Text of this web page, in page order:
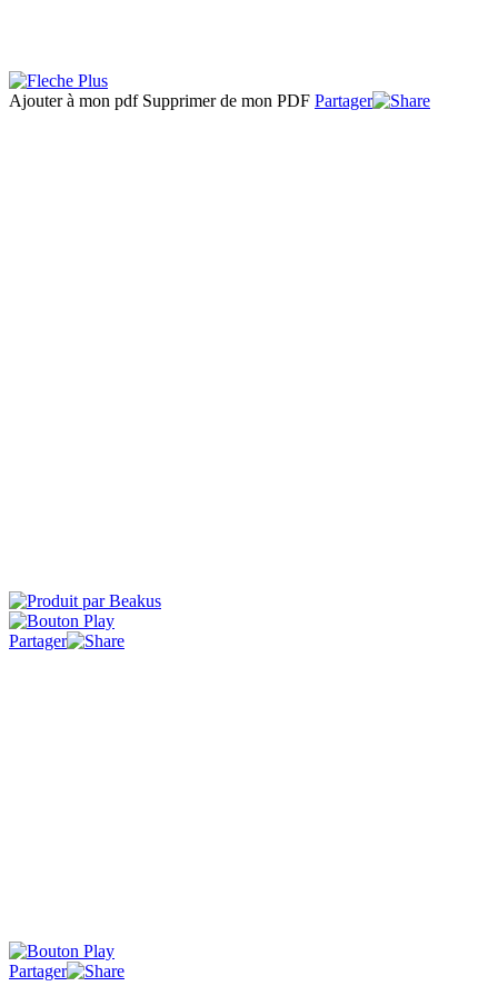
Ajouter à mon pdf Supprimer de mon PDF Partager
Partager
Partager